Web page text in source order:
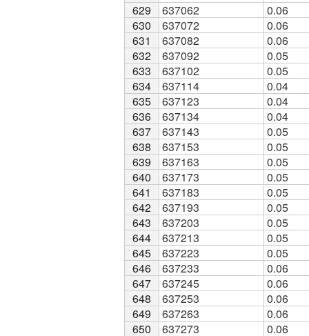
629
637062
0.06
630
637072
0.06
631
637082
0.06
632
637092
0.05
633
637102
0.05
634
637114
0.04
635
637123
0.04
636
637134
0.04
637
637143
0.05
638
637153
0.05
639
637163
0.05
640
637173
0.05
641
637183
0.05
642
637193
0.05
643
637203
0.05
644
637213
0.05
645
637223
0.05
646
637233
0.06
647
637245
0.06
648
637253
0.06
649
637263
0.06
650
637273 0.06
629
630
631
632
633
634
635
636
637
638
639
640
641
642
643
644
645
646
647
648
649
650